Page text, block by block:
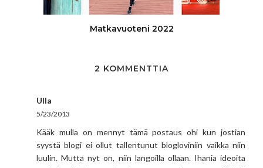
Matkavuoteni 2022
2 KOMMENTTIA
Ulla
5/23/2013
Kääk mulla on mennyt tämä postaus ohi kun jostian
syystä blogi ei ollut tallentunut blogloviniin vaikka niin
luulin. Mutta nyt on, niin langoilla ollaan. Ihania ideoita